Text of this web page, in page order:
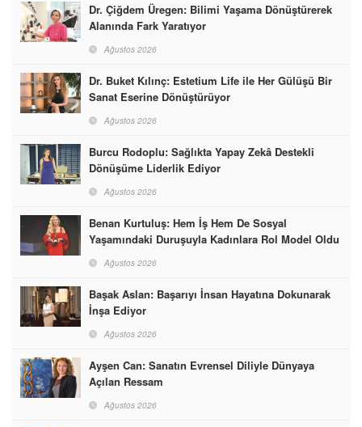
Dr. Çiğdem Üregen: Bilimi Yaşama Dönüştürerek
Alanında Fark Yaratıyor
Ağustos 2026
Dr. Buket Kılınç: Estetium Life ile Her Gülüşü Bir
Sanat Eserine Dönüştürüyor
Ağustos 2026
Burcu Rodoplu: Sağlıkta Yapay Zekâ Destekli
Dönüşüme Liderlik Ediyor
Ağustos 2026
Benan Kurtuluş: Hem İş Hem De Sosyal
Yaşamındaki Duruşuyla Kadınlara Rol Model Oldu
Ağustos 2026
Başak Aslan: Başarıyı İnsan Hayatına Dokunarak
İnşa Ediyor
Ağustos 2026
Ayşen Can: Sanatın Evrensel Diliyle Dünyaya
Açılan Ressam
Ağustos 2026